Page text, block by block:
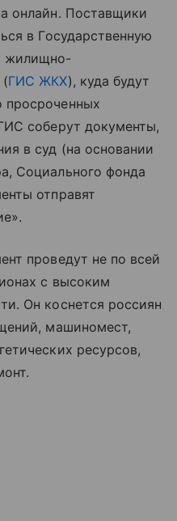
онлайн. Поставщики
в Государственную
жилищно-
(ГИС ЖКХ), куда будут
просроченных
соберут документы,
в суд (на основании
Социального фонда
отправят
проведут не по всей
с высоким
Он коснется россиян
машиномест,
ресурсов,